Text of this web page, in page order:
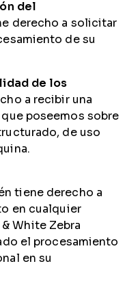
del
derecho a solicitar
de su
de los
a recibir una
poseemos sobre
de uso
tiene derecho a
en cualquier
White Zebra
el procesamiento
en su